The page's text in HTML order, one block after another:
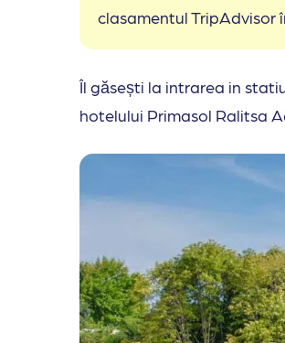
clasamentul TripAdvisor
Îl găsești la intrarea in
hotelului Primasol Ralitsa